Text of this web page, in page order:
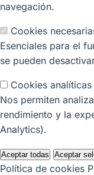
navegación.
Cookies
Esenciales para el
se pueden
Cookies analíticas
Nos permiten
rendimiento y la
Analytics).
Aceptar todas Aceptar
Política de cookies